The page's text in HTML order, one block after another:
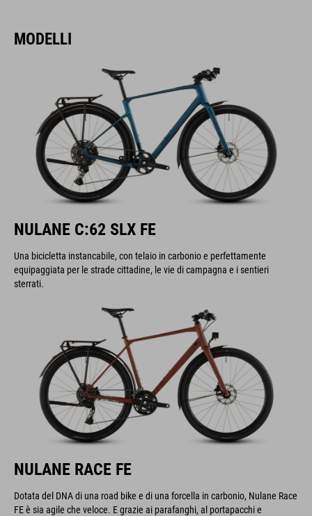
MODELLI
NULANE C:62 SLX FE
Una bicicletta instancabile, con telaio in carbonio e perfettamente
equipaggiata per le strade cittadine, le vie di campagna e i sentieri
sterrati.
NULANE RACE FE
Dotata del DNA di una road bike e di una forcella in carbonio, Nulane Race
FE è sia agile che veloce. E grazie ai parafanghi, al portapacchi e